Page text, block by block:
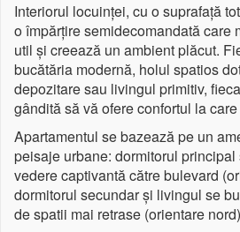
Interiorul locuinței, cu o suprafață
o împărțire semidecomandată care
util și creează un ambient plăcut.
bucătăria modernă, holul spatios
depozitare sau livingul primitiv,
gândită să vă ofere confortul la
Apartamentul se bazează pe un
peisaje urbane: dormitorul
vedere captivantă către bulevard
dormitorul secundar și livingul se
de spatii mai retrase (orientare